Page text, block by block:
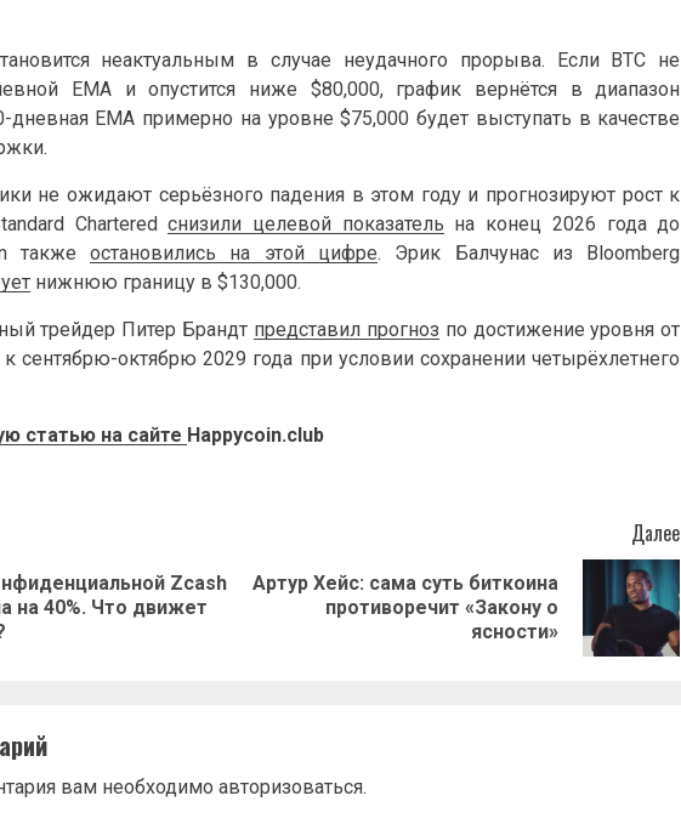
неактуальным в случае неудачного прорыва. Если BTC не
EMA и опустится ниже $80,000, график вернётся в диапазон
дневная EMA примерно на уровне $75,000 будет выступать в качестве
не ожидают серьёзного падения в этом году и прогнозируют рост к
Charteredснизили целевой показатель на конец 2026 года до
такжеостановились на этой цифре. Эрик Балчунас из Bloomberg
нижнюю границу в $130,000.
трейдер Питер Брандт представил прогноз по достижение уровня от
сентябрю-октябрю 2029 года при условии сохранении четырёхлетнего
статью на сайте Happycoin.club
Предыдущая
Zcash
на 40%. Что движет
Далее
Следующая
Артур Хейс: сама суть биткоина
противоречит «Закону о
ясности»
вам необходимо авторизоваться.